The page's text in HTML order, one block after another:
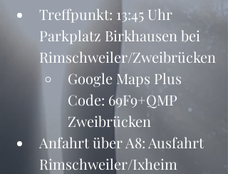
Treffpunkt: 13:45 Uhr
Parkplatz Birkhausen bei
Rimschweiler/Zweibrücken
Google Maps Plus
Code: 69F9+QMP
Zweibrücken
Anfahrt über A8: Ausfahrt
Rimschweiler/Ixheim